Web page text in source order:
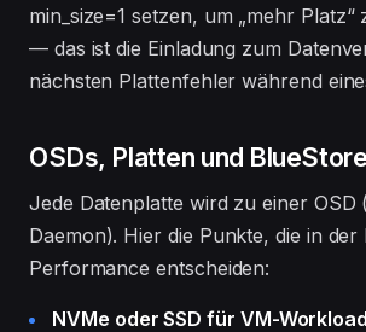
min_size=1 setzen, um „mehr Platz“
— das ist die Einladung zum
nächsten Plattenfehler während
OSDs, Platten und BlueStore
Jede Datenplatte wird zu einer OSD
Daemon). Hier die Punkte, die in
Performance entscheiden:
NVMe oder SSD für VM-